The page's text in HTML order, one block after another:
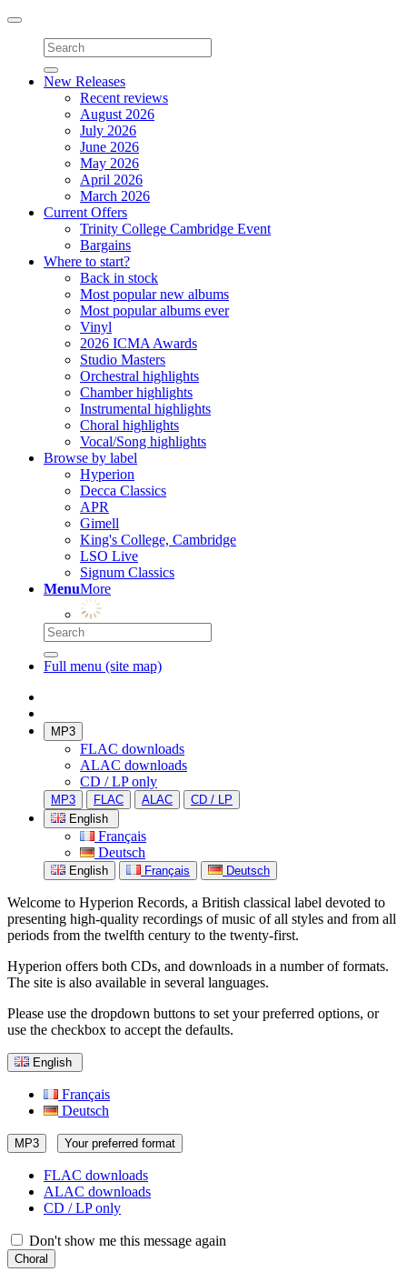
Toggle
navigation
New Releases
Recent reviews
August 2026
July 2026
June 2026
May 2026
April 2026
March 2026
Current Offers
Trinity College Cambridge Event
Bargains
Where to start?
Back in stock
Most popular new albums
Most popular albums ever
Vinyl
2026 ICMA Awards
Studio Masters
Orchestral highlights
Chamber highlights
Instrumental highlights
Choral highlights
Vocal/Song highlights
Browse by label
Hyperion
Decca Classics
APR
Gimell
King's College, Cambridge
LSO Live
Signum Classics
MenuMore
Full menu (site map)
MP3
FLAC downloads
ALAC downloads
CD / LP only
MP3 FLAC ALAC
CD / LP
English
Français
Deutsch
English Français Deutsch
Welcome to Hyperion Records, a British classical label devoted to
presenting high-quality recordings of music of all styles and from all
periods from the twelfth century to the twenty-first.
Hyperion offers both CDs, and downloads in a number of formats.
The site is also available in several languages.
Please use the dropdown buttons to set your preferred options, or
use the checkbox to accept the defaults.
English
Français
Deutsch
MP3 Your preferred format
FLAC downloads
ALAC downloads
CD / LP only
Don't show me this message again
Choral